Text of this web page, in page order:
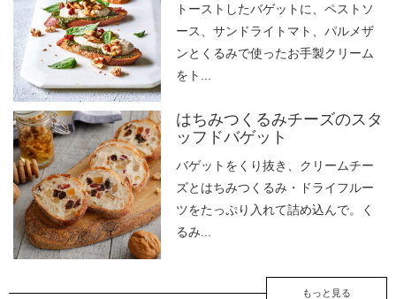
トーストしたバゲットに、ペストソ
ース、サンドライトマト、パルメザ
ンとくるみで使ったお手製クリーム
をト...
はちみつくるみチーズのスタ
ッフドバゲット
バゲットをくり抜き、クリームチー
ズとはちみつくるみ・ドライフルー
ツをたっぷり入れて詰め込んで。く
るみ...
もっと見る